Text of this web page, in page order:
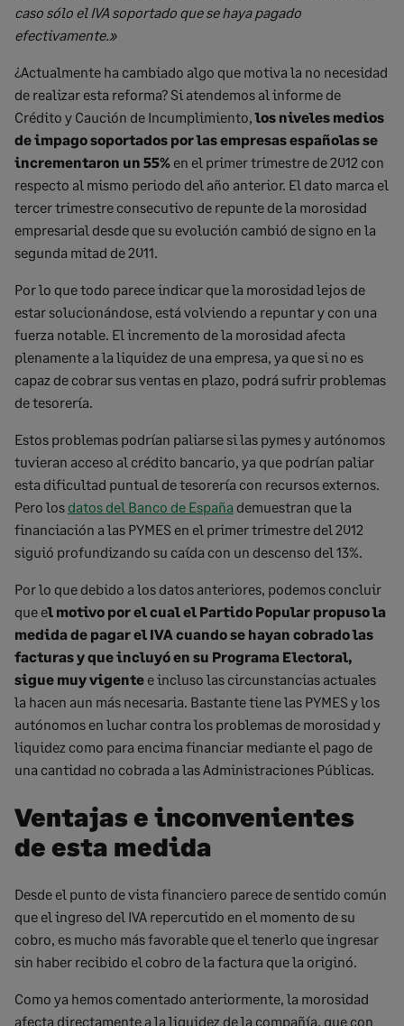
caso sólo el IVA soportado que se haya pagado
efectivamente.»
¿Actualmente ha cambiado algo que motiva la no necesidad
de realizar esta reforma? Si atendemos al informe de
Crédito y Caución de Incumplimiento,los niveles medios
de impago soportados por las empresas españolas se
incrementaron un 55% en el primer trimestre de 2012 con
respecto al mismo periodo del año anterior. El dato marca el
tercer trimestre consecutivo de repunte de la morosidad
empresarial desde que su evolución cambió de signo en la
segunda mitad de 2011.
Por lo que todo parece indicar que la morosidad lejos de
estar solucionándose, está volviendo a repuntar y con una
fuerza notable. El incremento de la morosidad afecta
plenamente a la liquidez de una empresa, ya que si no es
capaz de cobrar sus ventas en plazo, podrá sufrir problemas
de tesorería.
Estos problemas podrían paliarse si las pymes y autónomos
tuvieran acceso al crédito bancario, ya que podrían paliar
esta dificultad puntual de tesorería con recursos externos.
Pero los datos del Banco de España demuestran que la
financiación a las PYMES en el primer trimestre del 2012
siguió profundizando su caída con un descenso del 13%.
Por lo que debido a los datos anteriores, podemos concluir
que el motivo por el cual el Partido Popular propuso la
medida de pagar el IVA cuando se hayan cobrado las
facturas y que incluyó en su Programa Electoral,
sigue muy vigente e incluso las circunstancias actuales
la hacen aun más necesaria. Bastante tiene las PYMES y los
autónomos en luchar contra los problemas de morosidad y
liquidez como para encima financiar mediante el pago de
una cantidad no cobrada a las Administraciones Públicas.
Ventajas e inconvenientes
de esta medida
Desde el punto de vista financiero parece de sentido común
que el ingreso del IVA repercutido en el momento de su
cobro, es mucho más favorable que el tenerlo que ingresar
sin haber recibido el cobro de la factura que la originó.
Como ya hemos comentado anteriormente, la morosidad
afecta directamente a la liquidez de la compañía, que con